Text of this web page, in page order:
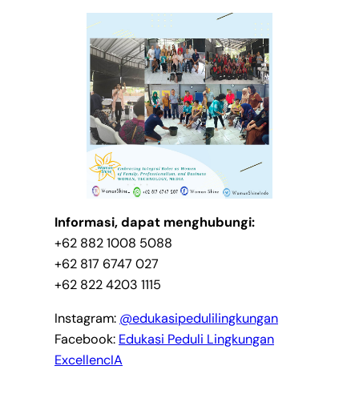
Informasi, dapat menghubungi:
+62 882 1008 5088
+62 817 6747 027
+62 822 4203 1115
Instagram: @edukasipedulilingkungan
Facebook: Edukasi Peduli Lingkungan
ExcellencIA